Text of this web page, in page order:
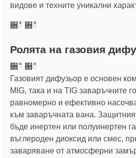
видове и техните уникални
਍ഀ ਍ഀ
Ролята на газовия
਍ഀ ਍ഀ
Газовият дифузьор е основен
MIG, така и на TIG заваръчните
равномерно и ефективно
към заваръчната вана.
бъде инертен или полуинертен
въглероден диоксид или смес,
заваряване от атмосферни